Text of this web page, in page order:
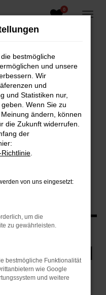
0
–
IN
bestmögliche
und unsere
Wir
und
und Statistiken nur,
Wenn Sie zu
ändern, können
die Zukunft widerrufen.
der
von uns eingesetzt:
um die
zu gewährleisten.
bestmögliche Funktionalität
wie Google
und weitere